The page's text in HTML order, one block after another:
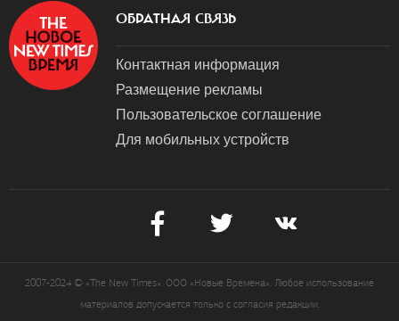
ОБРАТНАЯ СВЯЗЬ
Контактная информация
Размещение рекламы
Пользовательское соглашение
Для мобильных устройств
2007-2024 © «The New Times». ООО «Новые Времена». Любое использование
материалов допускается только с согласия редакции.